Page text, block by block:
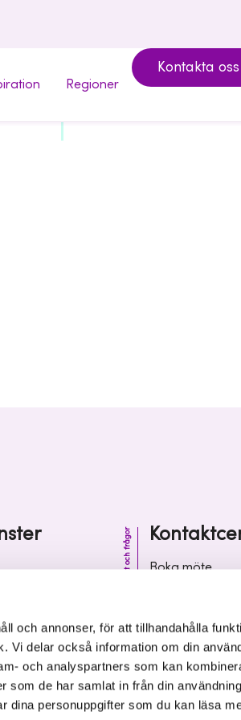
och annonser, för att tillhandahålla
Vi delar också information om din
och analyspartners som kan
som de har samlat in från din
dina personuppgifter som du kan läsa
Regioner
Kontakta oss
inspiration
Kontakt och frågor
Boka möte
Vanliga frågor